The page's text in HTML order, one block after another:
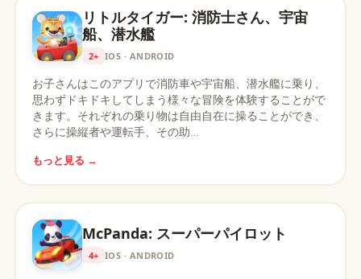
リトルタイガー: 消防士さん、宇宙
船、潜水艦
2+ IOS · ANDROID
お子さんはこのアプリで消防車や宇宙船、潜水艦に乗り、
思わずドキドキしてしまう様々な冒険を体験することがで
きます。それぞれの乗り物は自由自在に操ることができ、
さらに操縦者や運転手、その助…
もっと見る →
McPanda: スーパーパイロット
4+ IOS · ANDROID